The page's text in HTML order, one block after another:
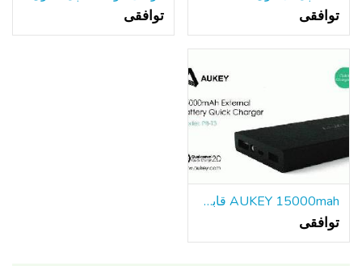
توافقی توافقی
AUKEY 15000mah قابل حمل باتری خارجی بانک شارژر سریع
توافقی